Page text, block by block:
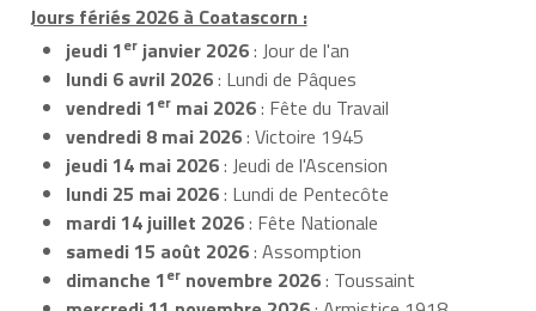
Jours fériés 2026 à Coatascorn :
jeudi 1er janvier 2026: Jour de l'an
lundi 6 avril 2026: Lundi de Pâques
vendredi 1er mai 2026: Fête du Travail
vendredi 8 mai 2026: Victoire 1945
jeudi 14 mai 2026: Jeudi de l'Ascension
lundi 25 mai 2026: Lundi de Pentecôte
mardi 14 juillet 2026: Fête Nationale
samedi 15 août 2026: Assomption
dimanche 1er novembre 2026: Toussaint